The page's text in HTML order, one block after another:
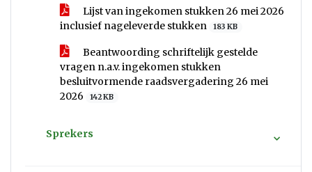
Lijst van ingekomen stukken 26 mei 2026
inclusief nageleverde stukken
183 KB
Beantwoording schriftelijk gestelde
vragen n.a.v. ingekomen stukken
besluitvormende raadsvergadering 26 mei
2026
142 KB
Sprekers